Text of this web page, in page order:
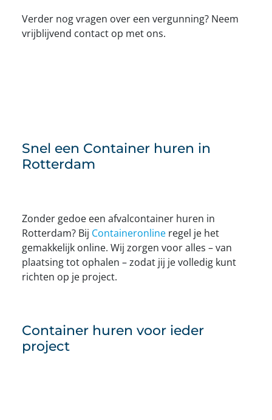
Verder nog vragen over een vergunning? Neem
vrijblijvend contact op met ons.
Snel een Container huren in
Rotterdam
Zonder gedoe een afvalcontainer huren in
Rotterdam? Bij Containeronline regel je het
gemakkelijk online. Wij zorgen voor alles – van
plaatsing tot ophalen – zodat jij je volledig kunt
richten op je project.
Container huren voor ieder
project